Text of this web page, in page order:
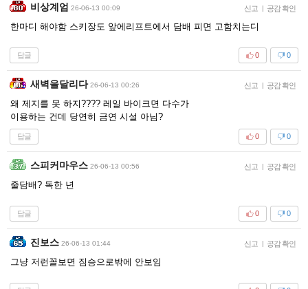
비상계엄 26-06-13 00:09 신고 | 공감 확인
한마디 해야함 스키장도 앞에리프트에서 담배 피면 고함치는디
답글 0
0
새벽을달리다 26-06-13 00:26 신고 | 공감 확인
왜 제지를 못 하지???? 레일 바이크면 다수가
이용하는 건데 당연히 금연 시설 아님?
답글 0
0
스피커마우스 26-06-13 00:56 신고 | 공감 확인
줄담배? 독한 년
답글 0
0
진보스 26-06-13 01:44 신고 | 공감 확인
그냥 저런꼴보면 짐승으로밖에 안보임